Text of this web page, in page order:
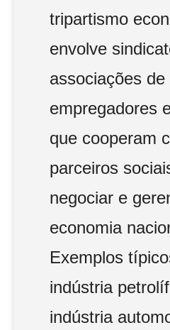
tripartismo
envolve
associações de
empregadores
que cooperam
parceiros
negociar e
economia
Exemplos
indústria
indústria